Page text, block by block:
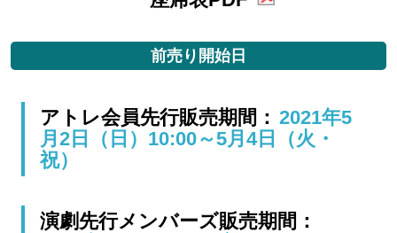
前売り開始日
アトレ会員先行販売期間： 2021年5
月2日（日）10:00～5月4日（火・
祝）
演劇先行メンバーズ販売期間：